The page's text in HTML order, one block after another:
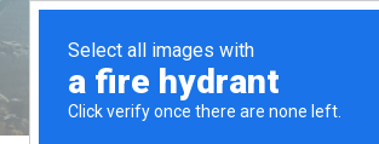
Nuestro Equipo